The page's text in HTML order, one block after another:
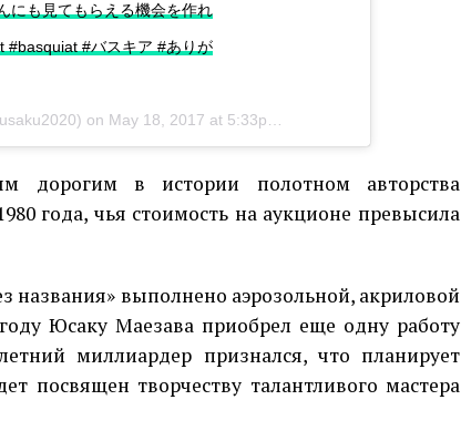
にも見てもらえる機会を作れ
#basquiat #バスキア #ありが
on May 18, 2017 at 5:33pm PDT
дорогим в истории полотном авторства
года, чья стоимость на аукционе превысила
названия» выполнено аэрозольной, акриловой
Юсаку Маезава приобрел еще одну работу
миллиардер признался, что планирует
посвящен творчеству талантливого мастера